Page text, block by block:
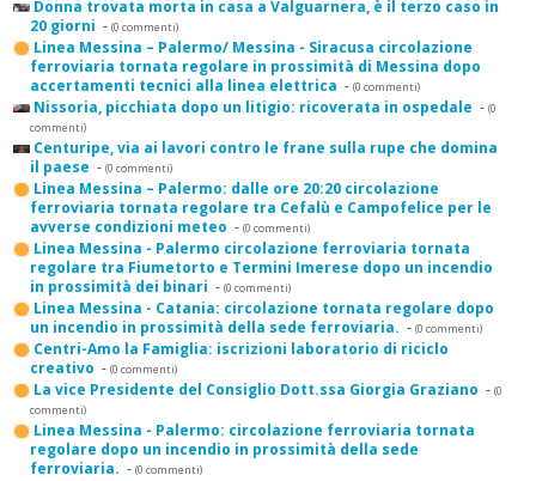
Donna trovata morta in casa a Valguarnera, è il terzo caso in
20 giorni - (0 commenti)
Linea Messina – Palermo/ Messina - Siracusa circolazione
ferroviaria tornata regolare in prossimità di Messina dopo
accertamenti tecnici alla linea elettrica - (0 commenti)
Nissoria, picchiata dopo un litigio: ricoverata in ospedale - (0
commenti)
Centuripe, via ai lavori contro le frane sulla rupe che domina
il paese - (0 commenti)
Linea Messina – Palermo: dalle ore 20:20 circolazione
ferroviaria tornata regolare tra Cefalù e Campofelice per le
avverse condizioni meteo - (0 commenti)
Linea Messina - Palermo circolazione ferroviaria tornata
regolare tra Fiumetorto e Termini Imerese dopo un incendio
in prossimità dei binari - (0 commenti)
Linea Messina - Catania: circolazione tornata regolare dopo
un incendio in prossimità della sede ferroviaria. - (0 commenti)
Centri-Amo la Famiglia: iscrizioni laboratorio di riciclo
creativo - (0 commenti)
La vice Presidente del Consiglio Dott.ssa Giorgia Graziano - (0
commenti)
Linea Messina - Palermo: circolazione ferroviaria tornata
regolare dopo un incendio in prossimità della sede
ferroviaria. - (0 commenti)